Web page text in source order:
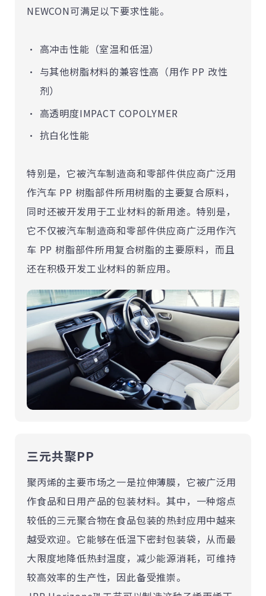
NEWCON可满足以下要求性能。
高冲击性能（室温和低温）
与其他树脂材料的兼容性高（用作 PP 改性
剂）
高透明度IMPACT COPOLYMER
抗白化性能
特别是，它被汽车制造商和零部件供应商广泛用
作汽车 PP 树脂部件所用树脂的主要复合原料，
同时还被开发用于工业材料的新用途。特别是，
它不仅被汽车制造商和零部件供应商广泛用作汽
车 PP 树脂部件所用复合树脂的主要原料，而且
还在积极开发工业材料的新应用。
三元共聚PP
聚丙烯的主要市场之一是拉伸薄膜，它被广泛用
作食品和日用产品的包装材料。其中，一种熔点
较低的三元聚合物在食品包装的热封应用中越来
越受欢迎。它能够在低温下密封包装袋，从而最
大限度地降低热封温度，减少能源消耗，可维持
较高效率的生产性，因此备受推崇。